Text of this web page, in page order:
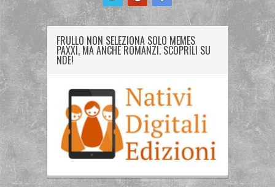
FRULLO NON SELEZIONA SOLO MEMES
PAXXI, MA ANCHE ROMANZI. SCOPRILI SU
NDE!